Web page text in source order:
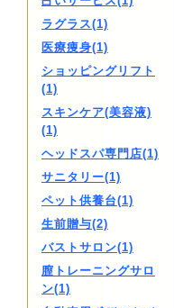
ラグラス(1)
医療痩身(1)
ショッピングリフト
(1)
スキンケア(美容液)
(1)
ヘッドスパ専門店(1)
サニタリー(1)
ペット供養台(1)
生前贈与(2)
バストサロン(1)
膣トレーニングサロ
ン(1)